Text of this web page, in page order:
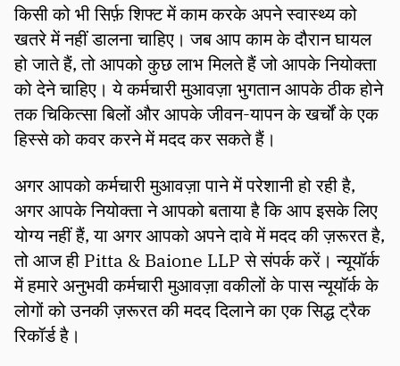
किसी को भी सिर्फ़ शिफ्ट में काम करके अपने स्वास्थ्य को
खतरे में नहीं डालना चाहिए। जब आप काम के दौरान घायल
हो जाते हैं, तो आपको कुछ लाभ मिलते हैं जो आपके नियोक्ता
को देने चाहिए। ये कर्मचारी मुआवज़ा भुगतान आपके ठीक होने
तक चिकित्सा बिलों और आपके जीवन-यापन के खर्चों के एक
हिस्से को कवर करने में मदद कर सकते हैं।
अगर आपको कर्मचारी मुआवज़ा पाने में परेशानी हो रही है,
अगर आपके नियोक्ता ने आपको बताया है कि आप इसके लिए
योग्य नहीं हैं, या अगर आपको अपने दावे में मदद की ज़रूरत है,
तो आज ही Pitta & Baione LLP से संपर्क करें। न्यूयॉर्क
में हमारे अनुभवी कर्मचारी मुआवज़ा वकीलों के पास न्यूयॉर्क के
लोगों को उनकी ज़रूरत की मदद दिलाने का एक सिद्ध ट्रैक
रिकॉर्ड है।